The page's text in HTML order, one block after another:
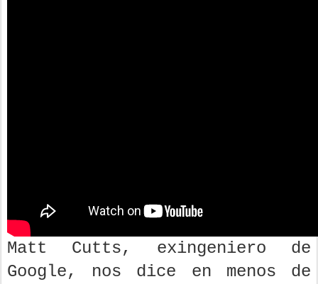
Matt Cutts, exingeniero de
Google, nos dice en menos de